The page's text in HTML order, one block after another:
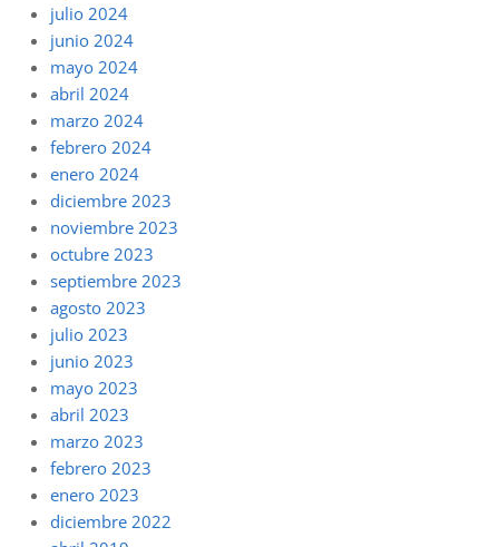
julio 2024
junio 2024
mayo 2024
abril 2024
marzo 2024
febrero 2024
enero 2024
diciembre 2023
noviembre 2023
octubre 2023
septiembre 2023
agosto 2023
julio 2023
junio 2023
mayo 2023
abril 2023
marzo 2023
febrero 2023
enero 2023
diciembre 2022